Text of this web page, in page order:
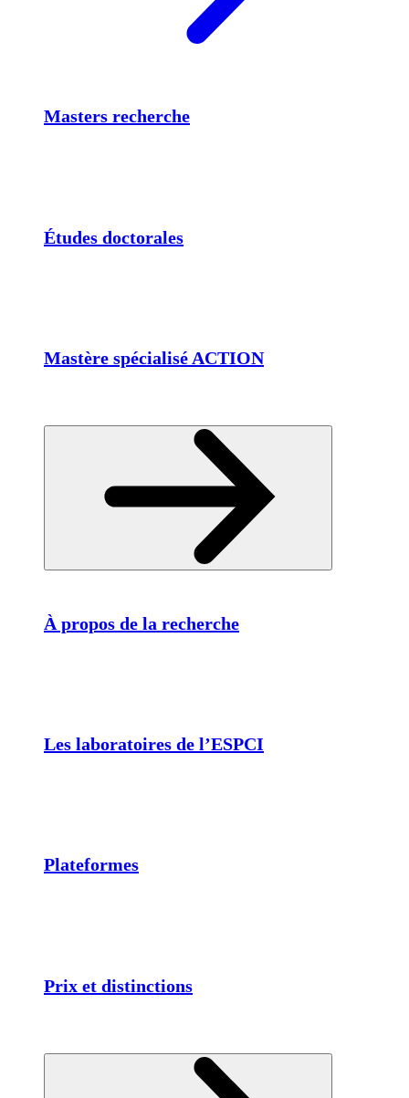
Masters recherche
Études doctorales
Mastère spécialisé ACTION
À propos de la recherche
Les laboratoires de l’ESPCI
Plateformes
Prix et distinctions